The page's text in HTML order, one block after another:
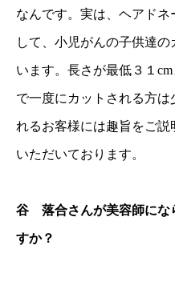
なんです。実は、ヘアド
して、小児がんの子供達
います。長さが最低３１
で一度にカットされる方
れるお客様には趣旨をご
いただいております。
谷 落合さんが美容師にな
すか？